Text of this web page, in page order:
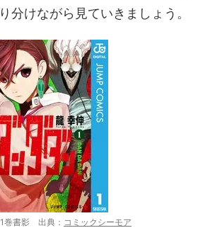
分けながら見ていきましょう。
巻書影 出典： コミックシーモア